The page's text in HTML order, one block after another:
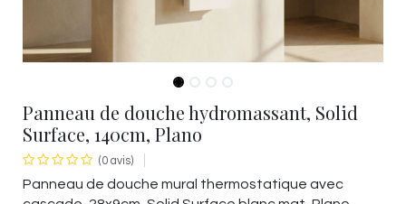
Panneau de douche hydromassant, Solid
Surface, 140cm, Plano
(0 avis)
Panneau de douche mural thermostatique avec